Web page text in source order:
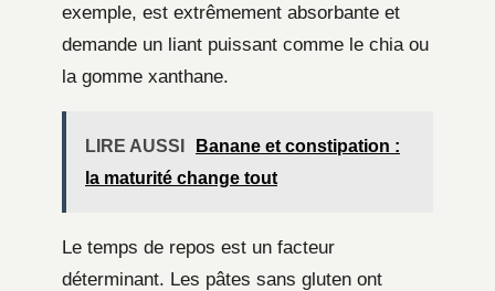
exemple, est extrêmement absorbante et
demande un liant puissant comme le chia ou
la gomme xanthane.
LIRE AUSSI
Banane et constipation :
la maturité change tout
Le temps de repos est un facteur
déterminant. Les pâtes sans gluten ont